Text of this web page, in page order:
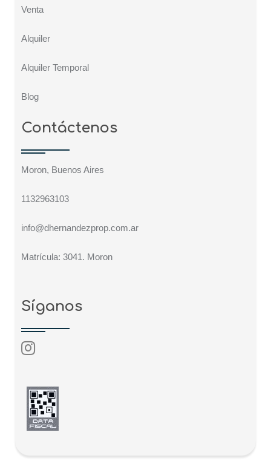
Venta
Alquiler
Alquiler Temporal
Blog
Contáctenos
Moron, Buenos Aires
1132963103
info@dhernandezprop.com.ar
Matrícula: 3041. Moron
Síganos